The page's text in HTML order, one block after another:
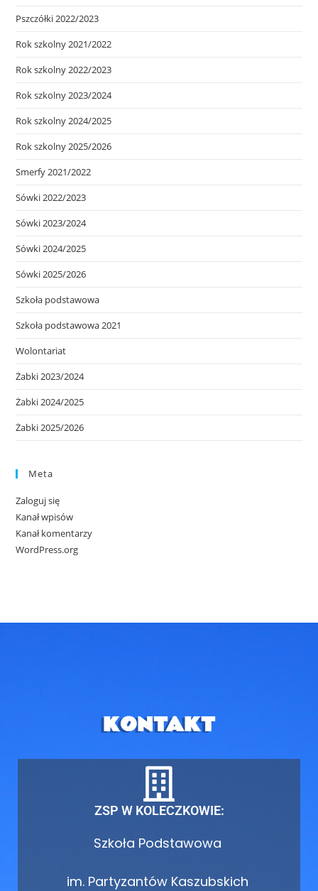
Pszczółki 2022/2023
Rok szkolny 2021/2022
Rok szkolny 2022/2023
Rok szkolny 2023/2024
Rok szkolny 2024/2025
Rok szkolny 2025/2026
Smerfy 2021/2022
Sówki 2022/2023
Sówki 2023/2024
Sówki 2024/2025
Sówki 2025/2026
Szkoła podstawowa
Szkoła podstawowa 2021
Wolontariat
Żabki 2023/2024
Żabki 2024/2025
Żabki 2025/2026
Meta
Zaloguj się
Kanał wpisów
Kanał komentarzy
WordPress.org
KONTAKT
ZSP W KOLECZKOWIE:
Szkoła Podstawowa
im. Partyzantów Kaszubskich